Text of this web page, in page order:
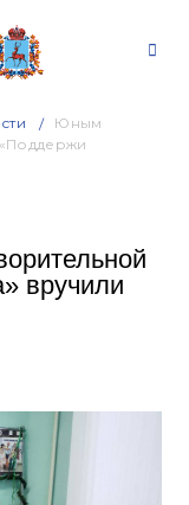
Юным
вручили